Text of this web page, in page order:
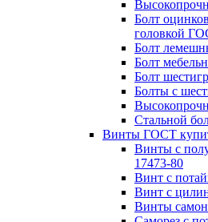
Болт
головкой
Болт
Болт
Болт
Болты с
Стальной
Винты ГОСТ
Винты с
17473-80
Винт с
Винт с
Винты